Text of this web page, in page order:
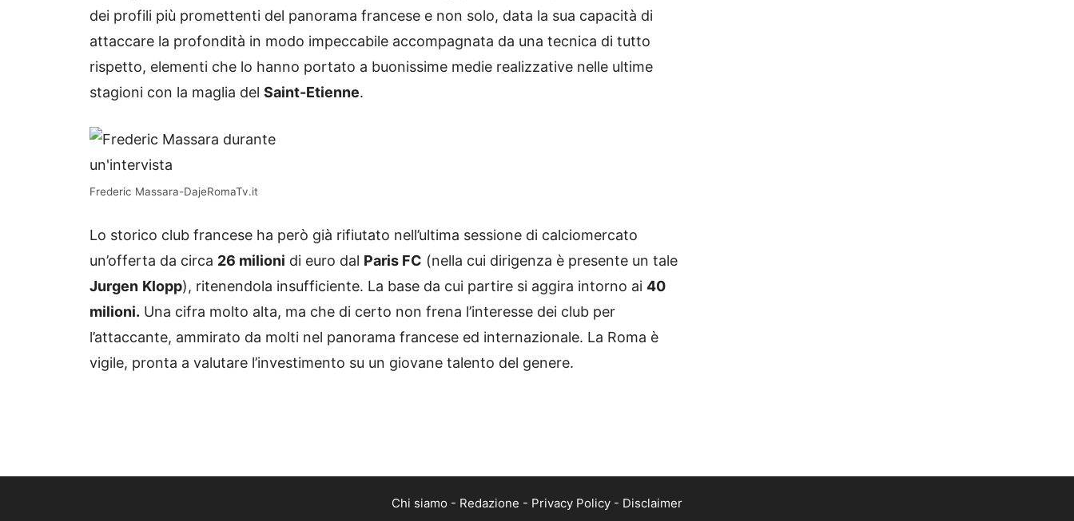
dei profili più promettenti del panorama francese e non solo, data la sua capacità di
attaccare la profondità in modo impeccabile accompagnata da una tecnica di tutto
rispetto, elementi che lo hanno portato a buonissime medie realizzative nelle ultime
stagioni con la maglia del Saint-Etienne.
Frederic Massara-DajeRomaTv.it
Lo storico club francese ha però già rifiutato nell’ultima sessione di calciomercato
un’offerta da circa 26 milioni di euro dal Paris FC (nella cui dirigenza è presente un tale
Jurgen Klopp), ritenendola insufficiente. La base da cui partire si aggira intorno ai 40
milioni. Una cifra molto alta, ma che di certo non frena l’interesse dei club per
l’attaccante, ammirato da molti nel panorama francese ed internazionale. La Roma è
vigile, pronta a valutare l’investimento su un giovane talento del genere.
Chi siamo - Redazione - Privacy Policy - Disclaimer